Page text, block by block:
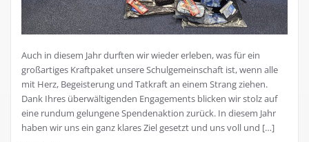
Auch in diesem Jahr durften wir wieder erleben, was für ein
großartiges Kraftpaket unsere Schulgemeinschaft ist, wenn alle
mit Herz, Begeisterung und Tatkraft an einem Strang ziehen.
Dank Ihres überwältigenden Engagements blicken wir stolz auf
eine rundum gelungene Spendenaktion zurück. In diesem Jahr
haben wir uns ein ganz klares Ziel gesetzt und uns voll und […]